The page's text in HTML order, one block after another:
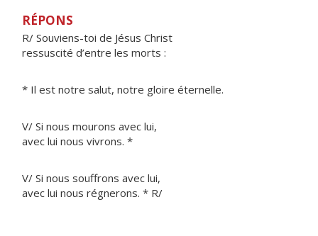
RÉPONS
R/ Souviens-toi de Jésus Christ
ressuscité d’entre les morts :
* Il est notre salut, notre gloire éternelle.
V/ Si nous mourons avec lui,
avec lui nous vivrons. *
V/ Si nous souffrons avec lui,
avec lui nous régnerons. * R/